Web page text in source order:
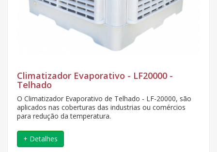
Climatizador Evaporativo - LF20000 -
Telhado
O Climatizador Evaporativo de Telhado - LF-20000, são
aplicados nas coberturas das industrias ou comércios
para redução da temperatura.
+ Detalhes